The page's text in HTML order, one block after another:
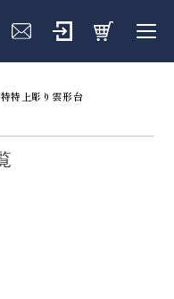
特上彫り雲形台